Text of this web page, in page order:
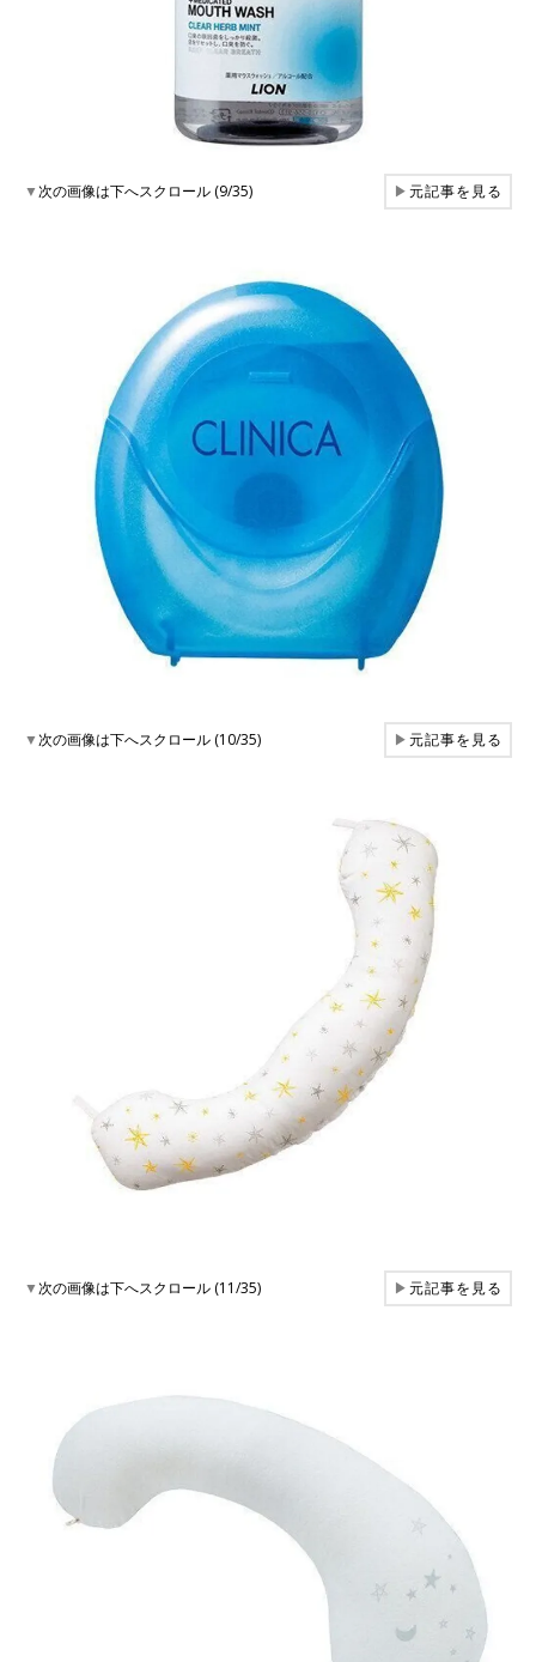
▼次の画像は下へスクロール (9/35) ▶元記事を見る
▼次の画像は下へスクロール (10/35) ▶元記事を見る
▼次の画像は下へスクロール (11/35) ▶元記事を見る